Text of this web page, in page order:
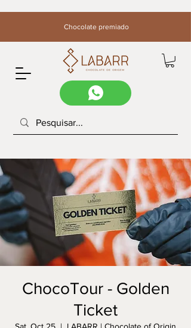
Chocolate premiado
ChocoTour - Golden
Ticket
Sat, Oct 25
  |
LABARR | Chocolate of Origin